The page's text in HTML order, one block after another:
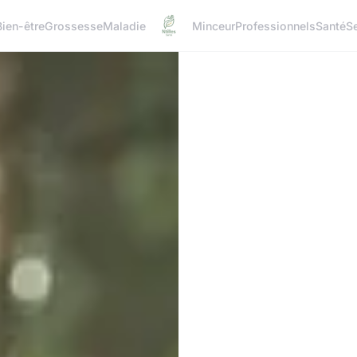
êtreGrossesseMaladie MinceurProfessionnelsSanté